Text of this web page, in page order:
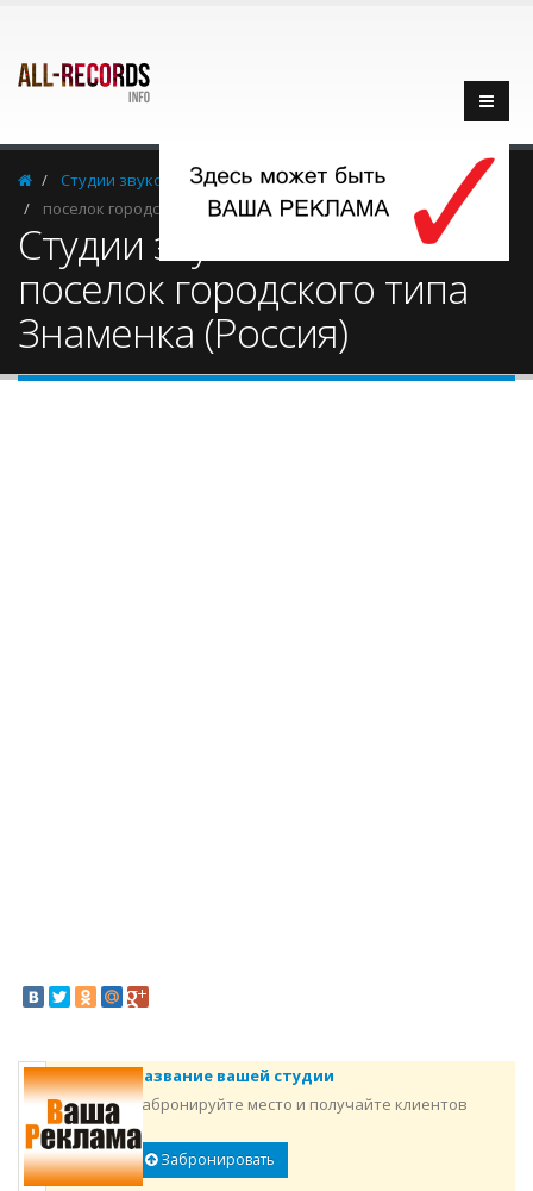
Cтудии звукозаписи
Россия
поселок городского типа Знаменка
Cтудии звукозаписи -
поселок городского типа
Знаменка (Россия)
Название вашей студии
Забронируйте место и получайте клиентов
Забронировать